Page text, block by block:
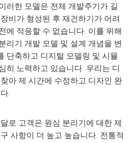
러한 모델은 전체 개발주기가 길
비가 형성된 후 재건하기가 어려
에 적응할 수 없습니다. 이를 위해
리기 개발 모델 및 설계 개념을 변
단축하고 디지털 모델링 및 시뮬
히 노력하고 있습니다. 우리는 디
아 제 시간에 수정하고 디자인 완
.
로 고객은 원심 분리기에 대한 제
사항이 더 높고 높습니다. 전통적